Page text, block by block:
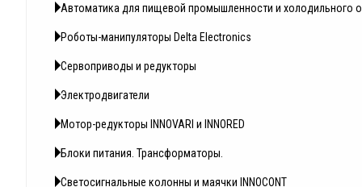
Автоматика для пищевой промышленности и холодильного
Роботы-манипуляторы Delta Electronics
Сервоприводы и редукторы
Электродвигатели
Мотор-редукторы INNOVARI и INNORED
Блоки питания. Трансформаторы.
Светосигнальные колонны и маячки INNOCONT